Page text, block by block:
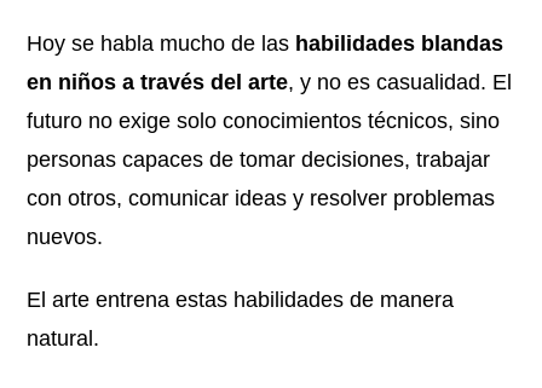
Hoy se habla mucho de las habilidades blandas
en niños a través del arte, y no es casualidad. El
futuro no exige solo conocimientos técnicos, sino
personas capaces de tomar decisiones, trabajar
con otros, comunicar ideas y resolver problemas
nuevos.
El arte entrena estas habilidades de manera
natural.